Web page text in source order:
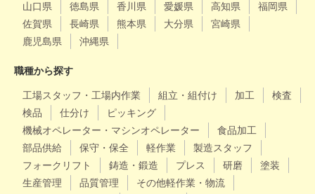
山口県
徳島県 香川県 愛媛県 高知県
福岡県
佐賀県
長崎県 熊本県 大分県
宮崎県
鹿児島県
沖縄県
職種から探す
工場スタッフ・工場内作業 組立・組付け 加工
検査
検品
仕分け
ピッキング
機械オペレーター・マシンオペレーター
食品加工
部品供給
保守・保全 軽作業
製造スタッフ
フォークリフト
鋳造・鍛造 プレス 研磨
塗装
生産管理
品質管理
その他軽作業・物流